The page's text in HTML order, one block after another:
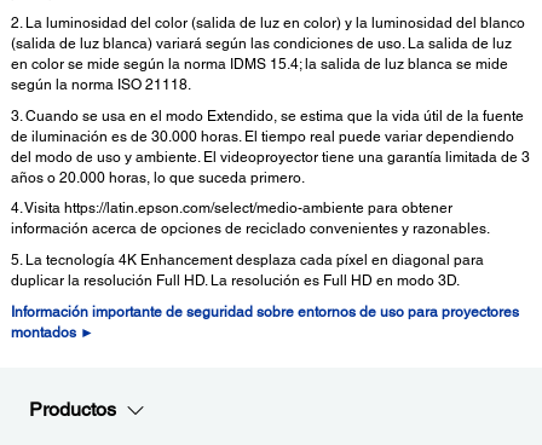
2. La luminosidad del color (salida de luz en color) y la luminosidad del blanco
(salida de luz blanca) variará según las condiciones de uso. La salida de luz
en color se mide según la norma IDMS 15.4; la salida de luz blanca se mide
según la norma ISO 21118.
3. Cuando se usa en el modo Extendido, se estima que la vida útil de la fuente
de iluminación es de 30.000 horas. El tiempo real puede variar dependiendo
del modo de uso y ambiente. El videoproyector tiene una garantía limitada de 3
años o 20.000 horas, lo que suceda primero.
4. Visita https://latin.epson.com/select/medio-ambiente para obtener
información acerca de opciones de reciclado convenientes y razonables.
5. La tecnología 4K Enhancement desplaza cada píxel en diagonal para
duplicar la resolución Full HD. La resolución es Full HD en modo 3D.
Información importante de seguridad sobre entornos de uso para proyectores
montados ►
Productos